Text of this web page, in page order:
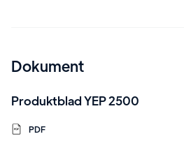
Dokument
Produktblad YEP 2500
PDF